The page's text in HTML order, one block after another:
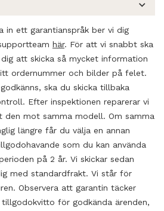
in ett garantianspråk ber vi dig
här. För att vi snabbt ska
dig att skicka så mycket information
ordernummer och bilder på felet.
godkänns, ska du skicka tillbaka
Efter inspektionen reparerar vi
den mot samma modell. Om samma
längre får du välja en annan
som du kan använda
på 2 år. Vi skickar sedan
med standardfrakt. Vi står för
Observera att garantin täcker
för godkända ärenden,